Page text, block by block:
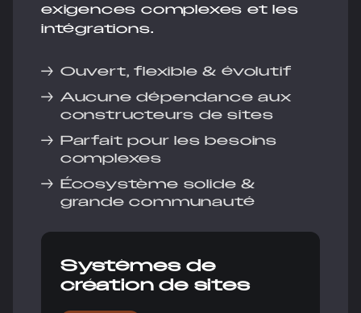
exigences complexes et les
intégrations.
→ Ouvert, flexible & évolutif
→ Aucune dépendance aux
constructeurs de sites
→ Parfait pour les besoins
complexes
→ Écosystème solide &
grande communauté
Systèmes de
création de sites